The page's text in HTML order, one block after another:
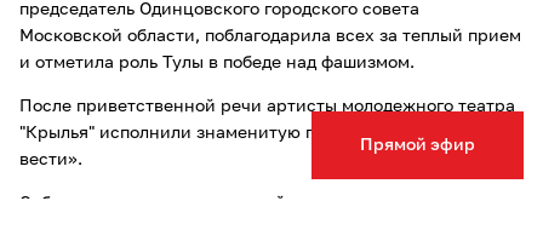
Прямой эфир
председатель Одинцовского городского совета
Московской области, поблагодарила всех за теплый прием
и отметила роль Тулы в победе над фашизмом.
После приветственной речи артисты молодежного театра
"Крылья" исполнили знаменитую песню «Пропавшим без
вести».
Собравшиеся почтили минутой молчания и возложили